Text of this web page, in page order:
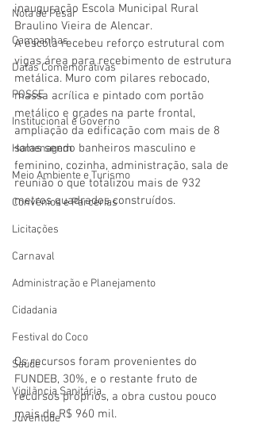
Nota de Pesar
Campanhas
Datas Comemorativas
POSSE
Institucional e Governo
Homenagem
Meio Ambiente e Turismo
Convênios e Parcerias
Licitações
Carnaval
Administração e Planejamento
Cidadania
Festival do Coco
Saúde
Vigilãncia Sanitária
Juventude
inauguração Escola Municipal Rural
Braulino Vieira de Alencar.
A escola recebeu reforço estrutural com
vigas área para recebimento de estrutura
metálica. Muro com pilares rebocado,
massa acrílica e pintado com portão
metálico e grades na parte frontal,
ampliação da edificação com mais de 8
salas sendo banheiros masculino e
feminino, cozinha, administração, sala de
reunião o que totalizou mais de 932
metros quadrados construídos.
Os recursos foram provenientes do
FUNDEB, 30%, e o restante fruto de
recursos próprios, a obra custou pouco
mais de R$ 960 mil.